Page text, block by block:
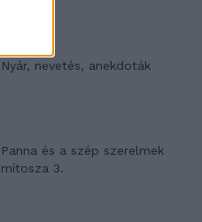
Nyár, nevetés, anekdoták
Panna és a szép szerelmek
mítosza 3.